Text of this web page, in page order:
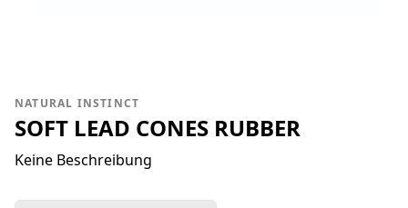
NATURAL INSTINCT
SOFT LEAD CONES RUBBER
Keine Beschreibung